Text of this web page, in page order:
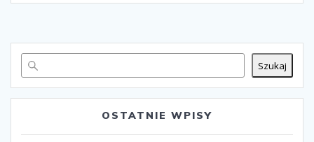
Szukaj
OSTATNIE WPISY